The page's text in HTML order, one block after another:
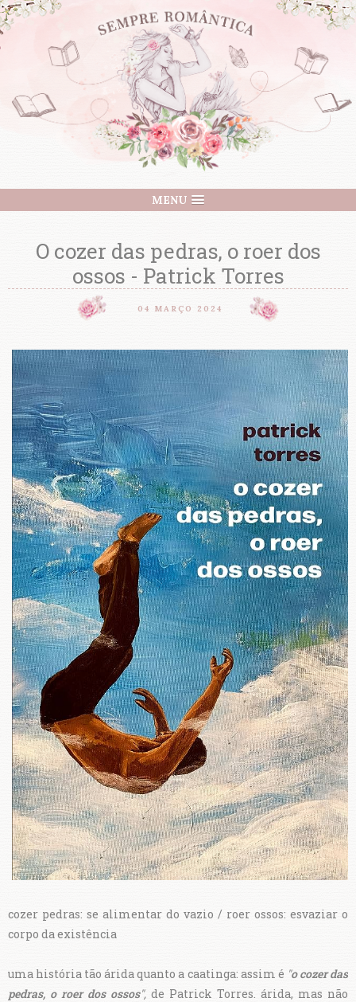
MENU
O cozer das pedras, o roer dos
ossos - Patrick Torres
04 MARÇO 2024
cozer pedras: se alimentar do vazio / roer ossos: esvaziar o
corpo da existência
uma história tão árida quanto a caatinga: assim é "o cozer das
pedras, o roer dos ossos", de Patrick Torres. árida, mas não